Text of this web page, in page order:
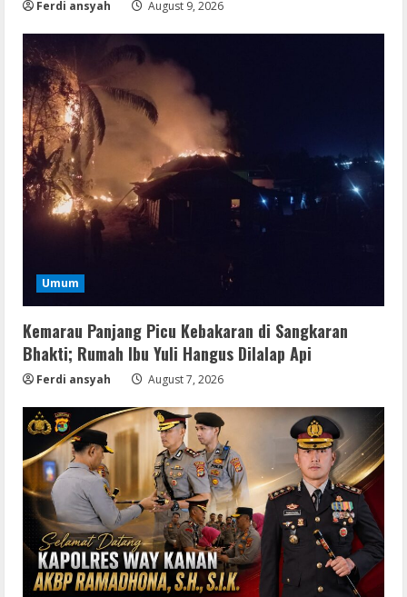
Ferdi ansyah August 9, 2026
Umum
Kemarau Panjang Picu Kebakaran di Sangkaran
Bhakti; Rumah Ibu Yuli Hangus Dilalap Api
Ferdi ansyah August 7, 2026
Umum
Satreskrim Polres Way Kanan Ungkap
Kasus Persetubuhan terhadap Anak,
Tersangka Ayah Tiri Diamankan
3
Coop
Uncharted: Legacy of Thieves
Collection Compressed Repack 2026
4
Resettools
Display Changer X Portable + Crack
[Final] (x64) Final FileCR
August 9, 2026
Img
Office 2019 LTSC Professional Plus
Debloated Tоrrеnt